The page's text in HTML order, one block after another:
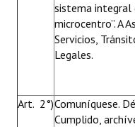
sistema
microcentro”. A
Servicios,
Legales.
Art. 2°)Comuníquese.
Cumplido,